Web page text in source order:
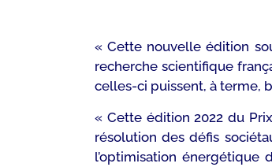
« Cette nouvelle édition
recherche scientifique
celles-ci puissent, à terme,
« Cette édition 2022 du
résolution des défis
l’optimisation énergétique